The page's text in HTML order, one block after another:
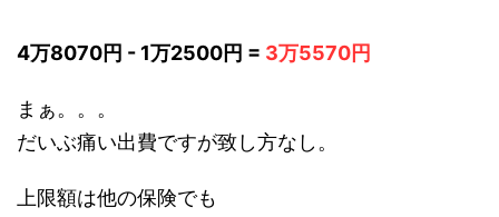
4万8070円 - 1万2500円 = 3万5570円
まぁ。。。
だいぶ痛い出費ですが致し方なし。
上限額は他の保険でも